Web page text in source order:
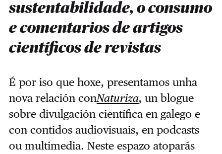
sustentabilidade, o consumo
e comentarios de artigos
científicos de revistas
É por iso que hoxe, presentamos unha
nova relación conNaturiza, un blogue
sobre divulgación científica en galego e
con contidos audiovisuais, en podcasts
ou multimedia. Neste espazo atoparás